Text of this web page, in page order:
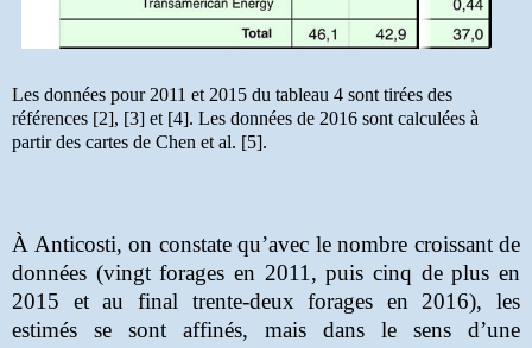
Les données pour 2011 et 2015 du tableau 4 sont tirées des
références [2], [3] et [4]. Les données de 2016 sont calculées à
partir des cartes de Chen et al. [5].
À Anticosti, on constate qu’avec le nombre croissant de
données (vingt forages en 2011, puis cinq de plus en
2015 et au final trente-deux forages en 2016), les
estimés se sont affinés, mais dans le sens d’une